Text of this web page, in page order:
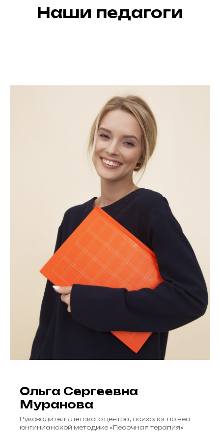
Наши педагоги
Ольга Сергеевна
Муранова
Руководитель детского центра, психолог по нео-
юнгинианской методике «Песочная терапия»